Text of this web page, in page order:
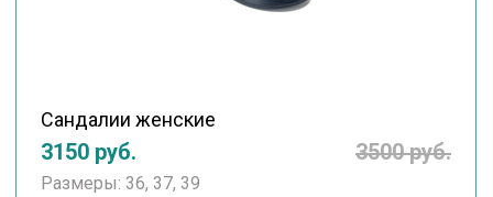
Сандалии женские
3150 руб. 3500 руб.
Размеры: 36, 37, 39